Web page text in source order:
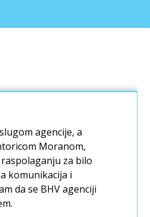
agencije, a
Moranom,
za bilo
komunikacija i
da se BHV agenciji